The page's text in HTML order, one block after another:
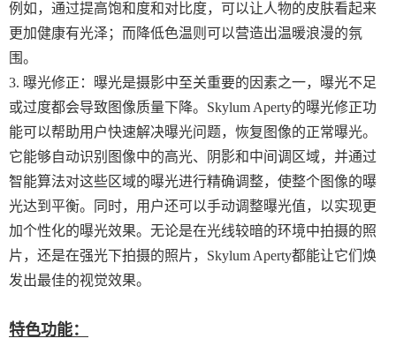
例如，通过提高饱和度和对比度，可以让人物的皮肤看起来
更加健康有光泽；而降低色温则可以营造出温暖浪漫的氛
围。
3. 曝光修正：曝光是摄影中至关重要的因素之一，曝光不足
或过度都会导致图像质量下降。Skylum Aperty的曝光修正功
能可以帮助用户快速解决曝光问题，恢复图像的正常曝光。
它能够自动识别图像中的高光、阴影和中间调区域，并通过
智能算法对这些区域的曝光进行精确调整，使整个图像的曝
光达到平衡。同时，用户还可以手动调整曝光值，以实现更
加个性化的曝光效果。无论是在光线较暗的环境中拍摄的照
片，还是在强光下拍摄的照片，Skylum Aperty都能让它们焕
发出最佳的视觉效果。
特色功能：